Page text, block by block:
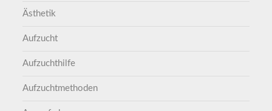
Ästhetik
Aufzucht
Aufzuchthilfe
Aufzuchtmethoden